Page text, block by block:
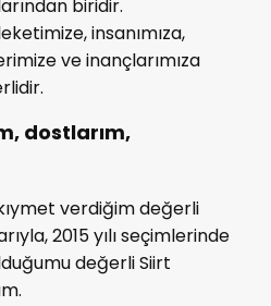
biridir.
insanımıza,
ve inançlarımıza
dostlarım,
verdiğim değerli
2015 yılı seçimlerinde
değerli Siirt